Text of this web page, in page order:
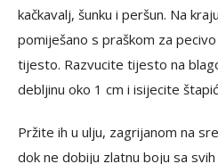
kačkavalj, šunku i peršun. Na
pomiješano s praškom za
tijesto. Razvucite tijesto na
debljinu oko 1 cm i isijecite
Pržite ih u ulju, zagrijanom na
dok ne dobiju zlatnu boju sa